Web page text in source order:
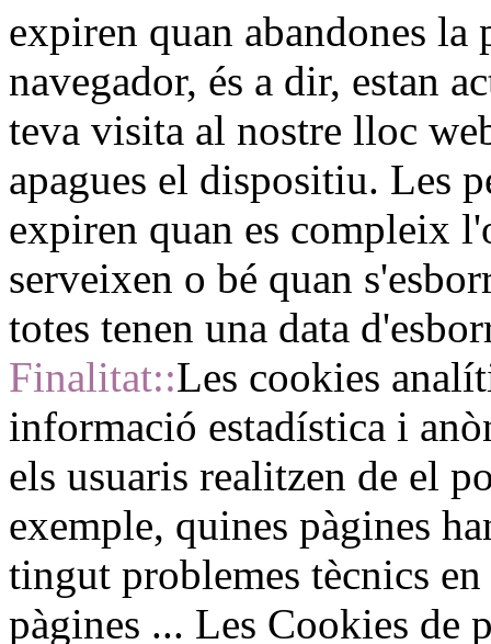
expiren quan abandones la
navegador, és a dir, estan
teva visita al nostre lloc
apagues el dispositiu. Les
expiren quan es compleix
serveixen o bé quan
totes tenen una data
Finalitat::Les cookies
informació estadística i
els usuaris realitzen de el
exemple, quines pàgines
tingut problemes tècnics en
pàgines ... Les Cookies de